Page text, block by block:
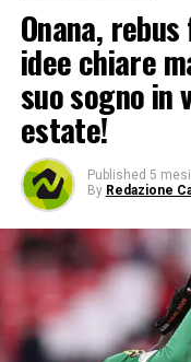
Onana,
idee chiare
suo sogno in
estate!
Published 5
By Redazione